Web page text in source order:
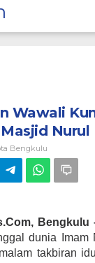
Wawali
Nurul
Bengkulu
Bengkulu
dunia Imam
takbiran